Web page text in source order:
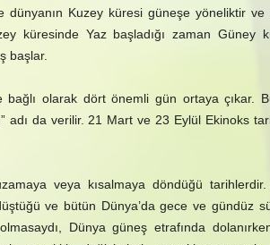
dünyanın Kuzey küresi güneşe yöneliktir
küresinde Yaz başladığı zaman Güney
başlar.
bağlı olarak dört önemli gün ortaya çıkar.
adı da verilir. 21 Mart ve 23 Eylül Ekinoks
veya kısalmaya döndüğü tarihlerdir.
ve bütün Dünya’da gece ve gündüz
Dünya güneş etrafında